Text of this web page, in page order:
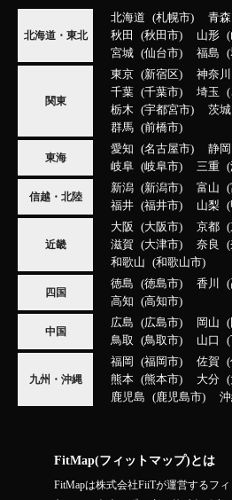
北海道・東北
北海道 札幌市 青森
秋田
秋田市 山形
宮城
仙台市 福島
関東
東京 新宿区 神奈川
千葉
千葉市 埼玉
栃木
宇都宮市 茨城
群馬
前橋市
東海
愛知 名古屋市 静岡
岐阜
岐阜市 三重
信越・北陸
新潟 新潟市 富山
福井
福井市 山梨
近畿
大阪 大阪市 京都
滋賀
大津市 奈良
和歌山
和歌山市
四国
徳島 徳島市 香川
高知
高知市
中国
広島 広島市 岡山
鳥取
鳥取市 山口
九州・沖縄
福岡 福岡市 佐賀
熊本
熊本市 大分
鹿児島
鹿児島市
FitMap(フィットマップ)とは
FitMapは株式会社FiiTが運営するフ